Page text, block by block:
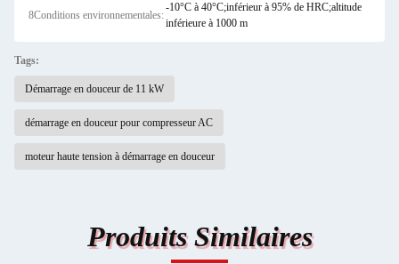
8Conditions environnementales:
-10°C à 40°C;inférieur à 95% de HRC;altitude
inférieure à 1000 m
Tags:
Démarrage en douceur de 11 kW
démarrage en douceur pour compresseur AC
moteur haute tension à démarrage en douceur
Produits Similaires